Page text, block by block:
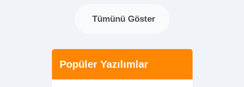
Tümünü Göster
Popüler Yazılımlar